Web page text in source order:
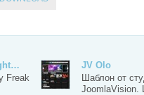
Freak
JV Olo
Шаблон от